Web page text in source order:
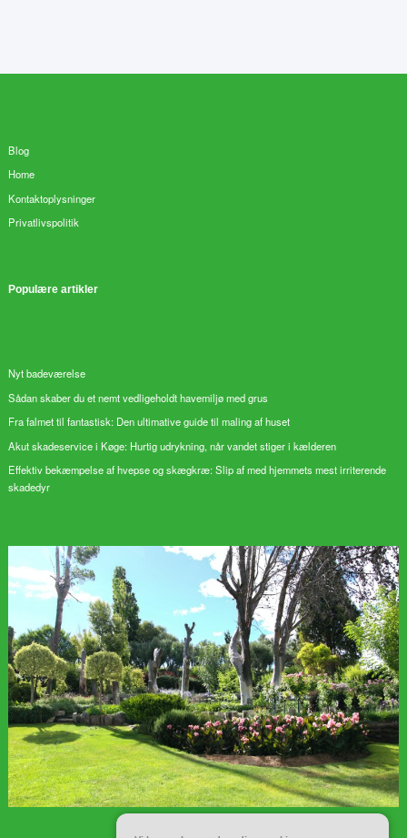
Blog
Home
Kontaktoplysninger
Privatlivspolitik
Populære artikler
Nyt badeværelse
Sådan skaber du et nemt vedligeholdt havemiljø med grus
Fra falmet til fantastisk: Den ultimative guide til maling af huset
Akut skadeservice i Køge: Hurtig udrykning, når vandet stiger i kælderen
Effektiv bekæmpelse af hvepse og skægkræ: Slip af med hjemmets mest irriterende
skadedyr